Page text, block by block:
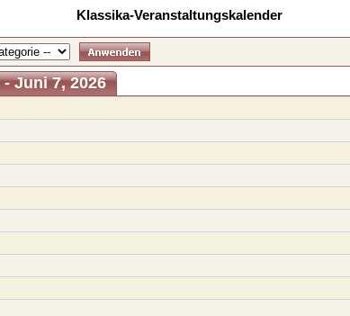
Klassika-Veranstaltungskalender
Juni 7, 2026